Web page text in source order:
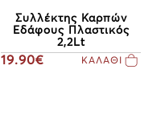
Συλλέκτης Καρπών
Εδάφους Πλαστικός
2,2Lt
19.90€ ΚΑΛΑΘΙ